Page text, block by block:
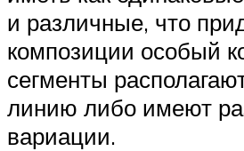
и различные, что
композиции особый
сегменты
линию либо имеют
вариации.